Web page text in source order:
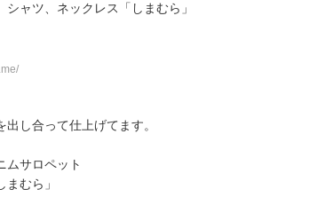
シャツ、ネックレス「しまむら」
出し合って仕上げてます。
ムサロペット
むら」